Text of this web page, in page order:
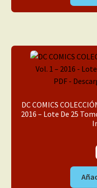
DC COMICS
2016 – Lote De 25